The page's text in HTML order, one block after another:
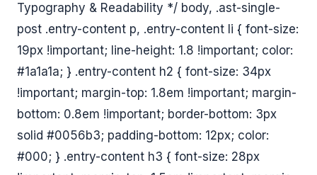
Typography & Readability */ body, .ast-single-
post .entry-content p, .entry-content li { font-size:
19px !important; line-height: 1.8 !important; color:
#1a1a1a; } .entry-content h2 { font-size: 34px
!important; margin-top: 1.8em !important; margin-
bottom: 0.8em !important; border-bottom: 3px
solid #0056b3; padding-bottom: 12px; color:
#000; } .entry-content h3 { font-size: 28px